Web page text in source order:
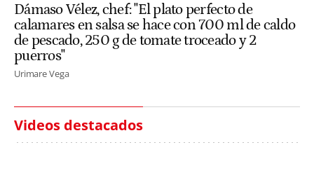
Dámaso Vélez, chef: "El plato perfecto de
calamares en salsa se hace con 700 ml de caldo
de pescado, 250 g de tomate troceado y 2
puerros"
Urimare Vega
Videos destacados